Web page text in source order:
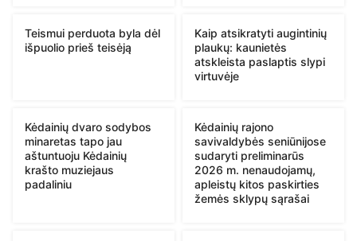
Teismui perduota byla dėl
išpuolio prieš teisėją
Kaip atsikratyti augintinių
plaukų: kaunietės
atskleista paslaptis slypi
virtuvėje
Kėdainių dvaro sodybos
minaretas tapo jau
aštuntuoju Kėdainių
krašto muziejaus
padaliniu
Kėdainių rajono
savivaldybės seniūnijose
sudaryti preliminarūs
2026 m. nenaudojamų,
apleistų kitos paskirties
žemės sklypų sąrašai